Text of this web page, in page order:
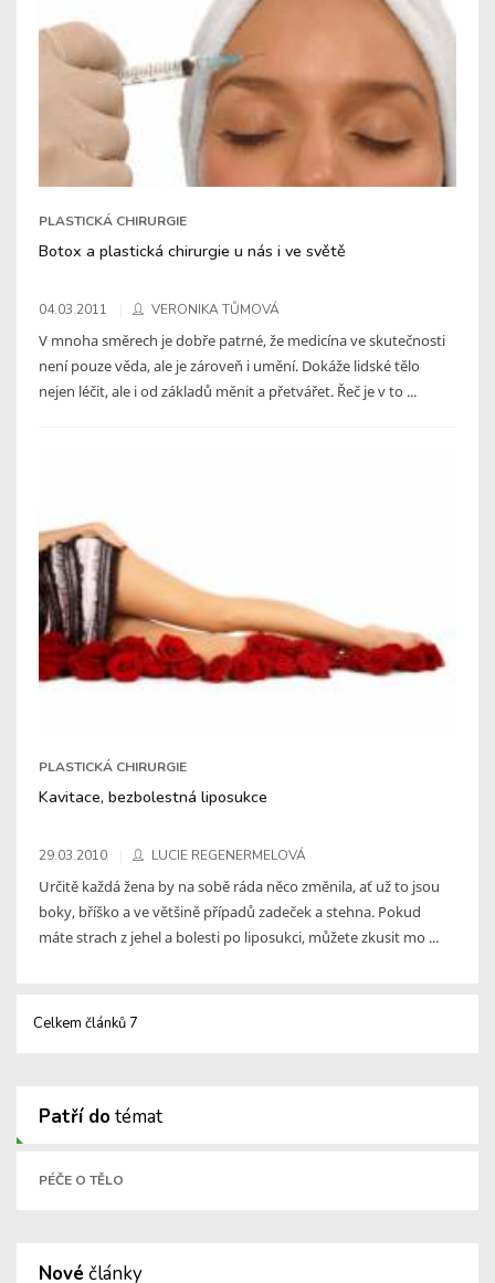
PLASTICKÁ CHIRURGIE
Botox a plastická chirurgie u nás i ve světě
04.03.2011 VERONIKA TŮMOVÁ
V mnoha směrech je dobře patrné, že medicína ve skutečnosti
není pouze věda, ale je zároveň i umění. Dokáže lidské tělo
nejen léčit, ale i od základů měnit a přetvářet. Řeč je v to ...
PLASTICKÁ CHIRURGIE
Kavitace, bezbolestná liposukce
29.03.2010 LUCIE REGENERMELOVÁ
Určitě každá žena by na sobě ráda něco změnila, ať už to jsou
boky, bříško a ve většině případů zadeček a stehna. Pokud
máte strach z jehel a bolesti po liposukci, můžete zkusit mo ...
Celkem článků 7
Patří dotémat
PÉČE O TĚLO
Nové články